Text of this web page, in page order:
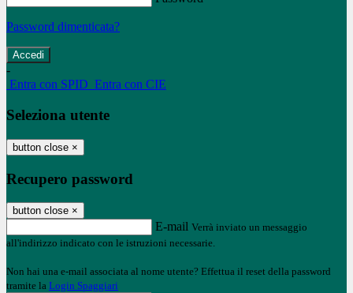
Password dimenticata?
-
Entra con SPID Entra con CIE
Seleziona utente
button close ×
Recupero password
button close ×
E-mail Verrà inviato un messaggio
all'indirizzo indicato con le istruzioni necessarie.
Non hai una e-mail associata al nome utente? Effettua il reset della password
tramite la Login Spaggiari